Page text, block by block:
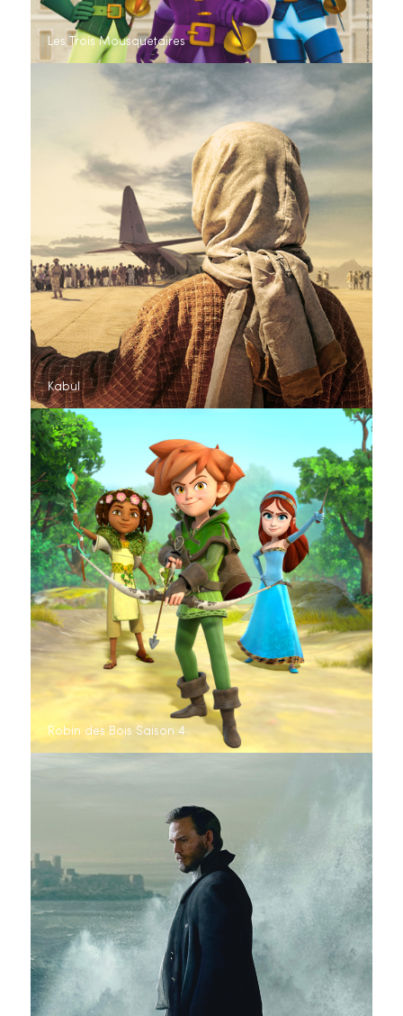
Les Trois Mousquetaires
Kabul
Robin des Bois Saison 4